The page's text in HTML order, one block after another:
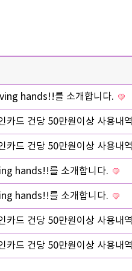
hands!!를 소개합니다.
카드 건당 50만원이상 사용내
카드 건당 50만원이상 사용내
hands!!를 소개합니다.
hands!!를 소개합니다.
카드 건당 50만원이상 사용내
카드 건당 50만원이상 사용내